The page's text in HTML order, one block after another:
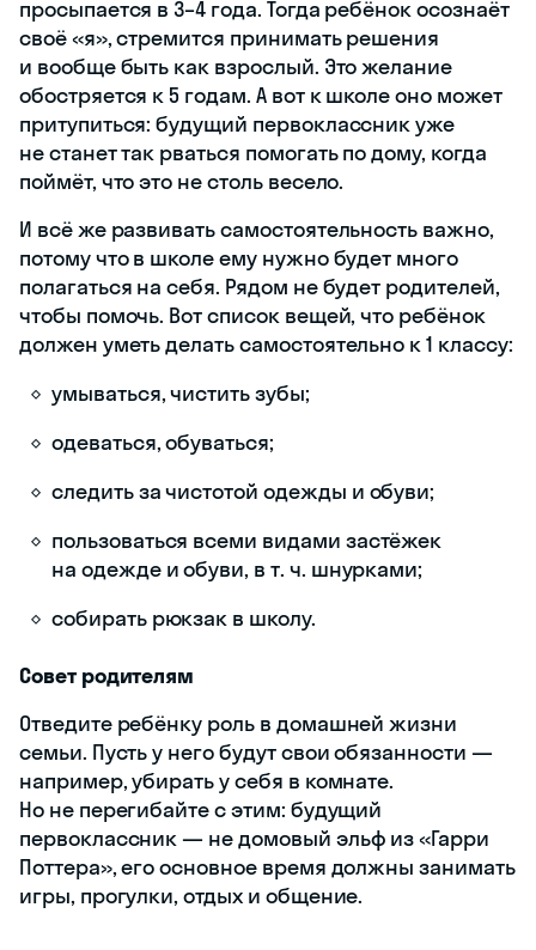
просыпается в 3–4 года. Тогда ребёнок осознаёт
своё «я», стремится принимать решения
и вообще быть как взрослый. Это желание
обостряется к 5 годам. А вот к школе оно может
притупиться: будущий первоклассник уже
не станет так рваться помогать по дому, когда
поймёт, что это не столь весело.
И всё же развивать самостоятельность важно,
потому что в школе ему нужно будет много
полагаться на себя. Рядом не будет родителей,
чтобы помочь. Вот список вещей, что ребёнок
должен уметь делать самостоятельно к 1 классу:
умываться, чистить зубы;
одеваться, обуваться;
следить за чистотой одежды и обуви;
пользоваться всеми видами застёжек
на одежде и обуви, в т. ч. шнурками;
собирать рюкзак в школу.
Совет родителям
Отведите ребёнку роль в домашней жизни
семьи. Пусть у него будут свои обязанности —
например, убирать у себя в комнате.
Но не перегибайте с этим: будущий
первоклассник — не домовый эльф из «Гарри
Поттера», его основное время должны занимать
игры, прогулки, отдых и общение.